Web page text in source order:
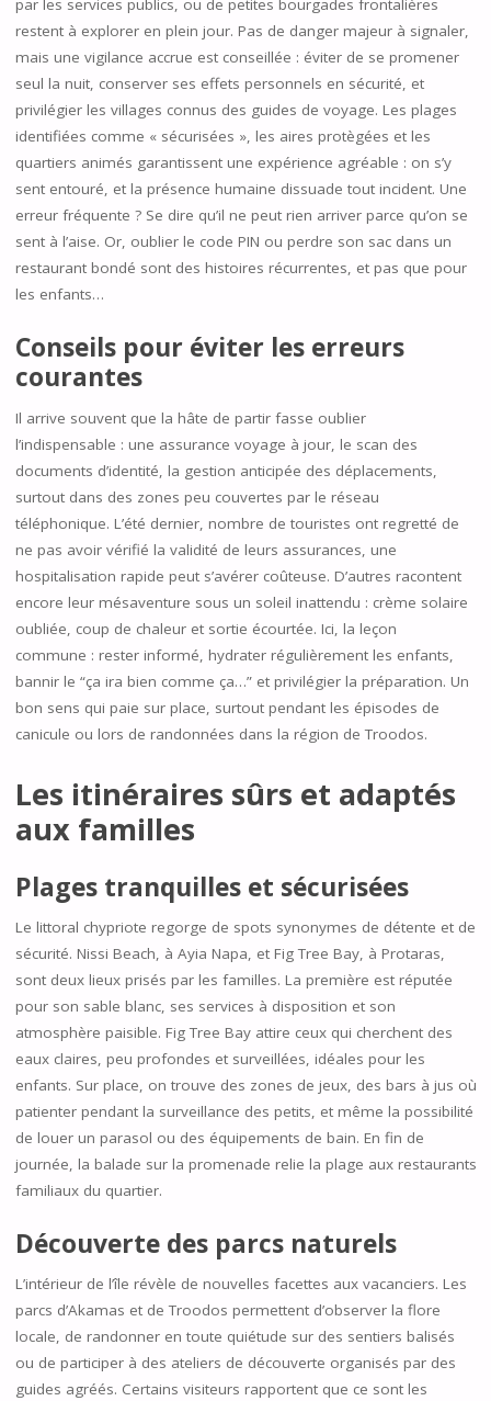
par les services publics, ou de petites bourgades frontalières
restent à explorer en plein jour. Pas de danger majeur à signaler,
mais une vigilance accrue est conseillée : éviter de se promener
seul la nuit, conserver ses effets personnels en sécurité, et
privilégier les villages connus des guides de voyage. Les plages
identifiées comme « sécurisées », les aires protègées et les
quartiers animés garantissent une expérience agréable : on s’y
sent entouré, et la présence humaine dissuade tout incident. Une
erreur fréquente ? Se dire qu’il ne peut rien arriver parce qu’on se
sent à l’aise. Or, oublier le code PIN ou perdre son sac dans un
restaurant bondé sont des histoires récurrentes, et pas que pour
les enfants…
Conseils pour éviter les erreurs
courantes
Il arrive souvent que la hâte de partir fasse oublier
l’indispensable : une assurance voyage à jour, le scan des
documents d’identité, la gestion anticipée des déplacements,
surtout dans des zones peu couvertes par le réseau
téléphonique. L’été dernier, nombre de touristes ont regretté de
ne pas avoir vérifié la validité de leurs assurances, une
hospitalisation rapide peut s’avérer coûteuse. D’autres racontent
encore leur mésaventure sous un soleil inattendu : crème solaire
oubliée, coup de chaleur et sortie écourtée. Ici, la leçon
commune : rester informé, hydrater régulièrement les enfants,
bannir le “ça ira bien comme ça…” et privilégier la préparation. Un
bon sens qui paie sur place, surtout pendant les épisodes de
canicule ou lors de randonnées dans la région de Troodos.
Les itinéraires sûrs et adaptés
aux familles
Plages tranquilles et sécurisées
Le littoral chypriote regorge de spots synonymes de détente et de
sécurité. Nissi Beach, à Ayia Napa, et Fig Tree Bay, à Protaras,
sont deux lieux prisés par les familles. La première est réputée
pour son sable blanc, ses services à disposition et son
atmosphère paisible. Fig Tree Bay attire ceux qui cherchent des
eaux claires, peu profondes et surveillées, idéales pour les
enfants. Sur place, on trouve des zones de jeux, des bars à jus où
patienter pendant la surveillance des petits, et même la possibilité
de louer un parasol ou des équipements de bain. En fin de
journée, la balade sur la promenade relie la plage aux restaurants
familiaux du quartier.
Découverte des parcs naturels
L’intérieur de l’île révèle de nouvelles facettes aux vacanciers. Les
parcs d’Akamas et de Troodos permettent d’observer la flore
locale, de randonner en toute quiétude sur des sentiers balisés
ou de participer à des ateliers de découverte organisés par des
guides agréés. Certains visiteurs rapportent que ce sont les